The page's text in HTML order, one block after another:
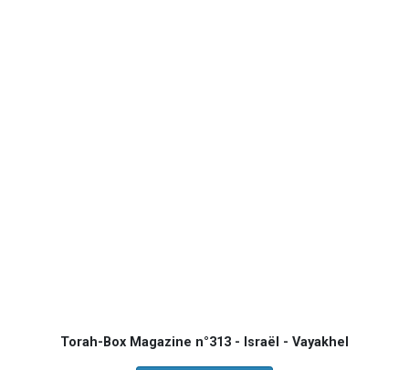
Torah-Box Magazine n°313 - Israël - Vayakhel